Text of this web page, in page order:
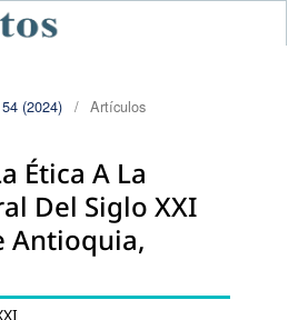
(2024) / Artículos
Ética A La
Del Siglo XXI
Antioquia,